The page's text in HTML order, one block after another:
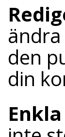
den
din